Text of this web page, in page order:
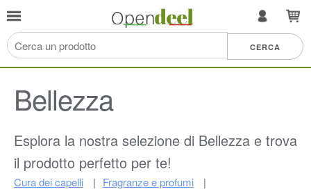
Bellezza
Esplora la nostra selezione di Bellezza e trova
il prodotto perfetto per te!
Cura dei capelli
Fragranze e profumi